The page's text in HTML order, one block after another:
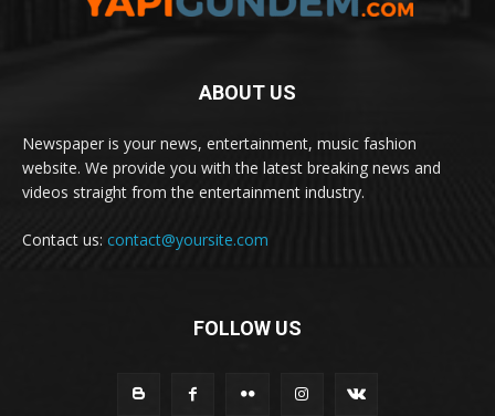
ABOUT US
Newspaper is your news, entertainment, music fashion
website. We provide you with the latest breaking news and
videos straight from the entertainment industry.
Contact us: contact@yoursite.com
FOLLOW US